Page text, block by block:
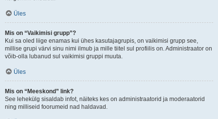
Üles
Mis on “Vaikimisi grupp”?
Kui sa oled liige enamas kui ühes kasutajagrupis, on vaikimisi grupp see,
millise grupi värvi sinu nimi ilmub ja mille tiitel sul profiilis on. Administraator on
võib-olla lubanud sul vaikimisi gruppi muuta.
Üles
Mis on “Meeskond” link?
See lehekülg sisaldab infot, näiteks kes on administraatorid ja moderaatorid
ning milliseid foorumeid nad haldavad.